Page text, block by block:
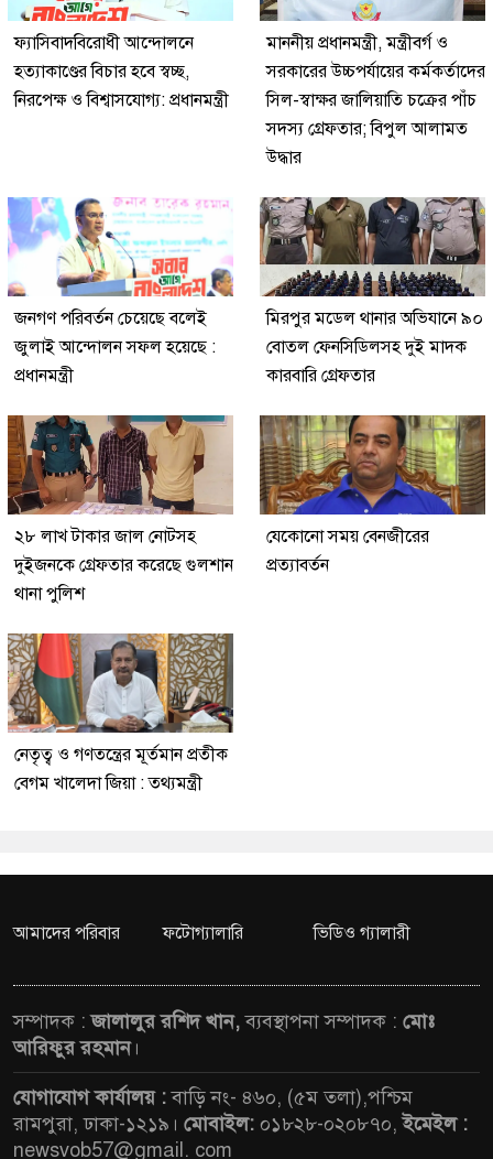
ফ্যাসিবাদবিরোধী আন্দোলনে
হত্যাকাণ্ডের বিচার হবে স্বচ্ছ,
নিরপেক্ষ ও বিশ্বাসযোগ্য: প্রধানমন্ত্রী
মাননীয় প্রধানমন্ত্রী, মন্ত্রীবর্গ ও
সরকারের উচ্চপর্যায়ের কর্মকর্তাদের
সিল-স্বাক্ষর জালিয়াতি চক্রের পাঁচ
সদস্য গ্রেফতার; বিপুল আলামত
উদ্ধার
জনগণ পরিবর্তন চেয়েছে বলেই
জুলাই আন্দোলন সফল হয়েছে :
প্রধানমন্ত্রী
মিরপুর মডেল থানার অভিযানে ৯০
বোতল ফেনসিডিলসহ দুই মাদক
কারবারি গ্রেফতার
২৮ লাখ টাকার জাল নোটসহ
দুইজনকে গ্রেফতার করেছে গুলশান
থানা পুলিশ
যেকোনো সময় বেনজীরের
প্রত্যাবর্তন
নেতৃত্ব ও গণতন্ত্রের মূর্তমান প্রতীক
বেগম খালেদা জিয়া : তথ্যমন্ত্রী
আমাদের পরিবার ফটোগ্যালারি ভিডিও গ্যালারী
সম্পাদক :জালালুর রশিদ খান,ব্যবস্থাপনা সম্পাদক : মোঃ
আরিফুর রহমান।
যোগাযোগ কার্যালয় :বাড়ি নং- ৪৬০, (৫ম তলা),পশ্চিম
রামপুরা, ঢাকা-১২১৯। মোবাইল: ০১৮২৮-০২০৮৭০,ইমেইল :
newsvob57@gmail. com